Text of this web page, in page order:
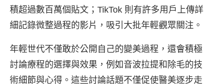
積超過數百萬個貼文；TikTok 則有許多用戶上傳詳
細記錄微整過程的影片，吸引大批年輕觀眾關注。
年輕世代不僅敢於公開自己的變美過程，還會積極
討論療程的選擇與效果，例如音波拉提和除毛的技
術細節與心得。這些討論話題不僅促使醫美逐步走